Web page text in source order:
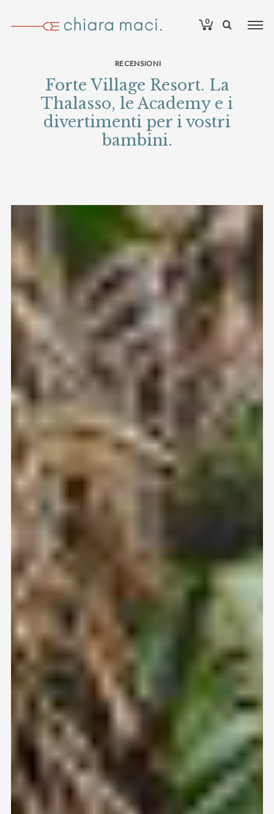
0
RECENSIONI
Forte Village Resort. La
Thalasso, le Academy e i
divertimenti per i vostri
bambini.